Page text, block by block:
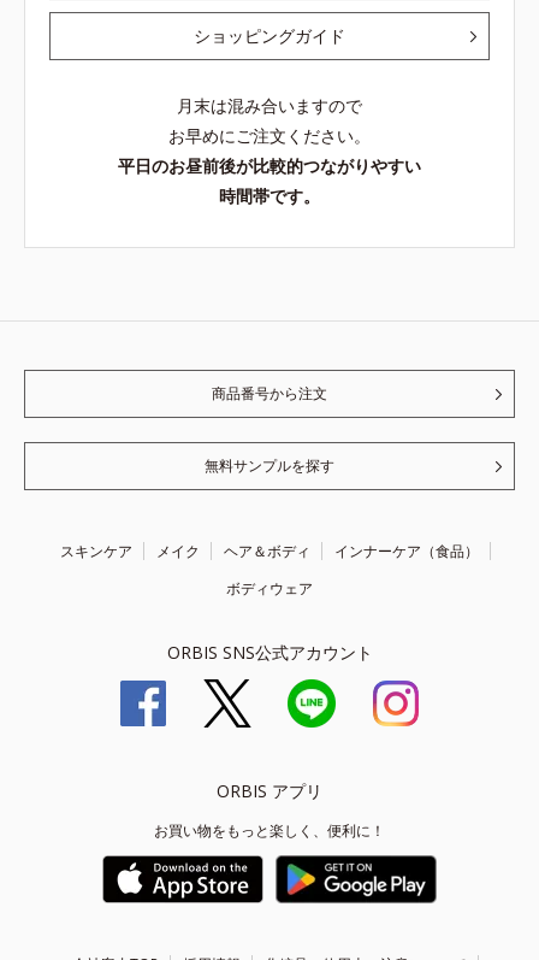
ショッピングガイド
月末は混み合いますので
お早めにご注文ください。
平日のお昼前後が比較的つながりやすい
時間帯です。
商品番号から注文
無料サンプルを探す
スキンケア メイク ヘア＆ボディ
インナーケア（食品）
ボディウェア
ORBIS SNS公式アカウント
ORBIS アプリ
お買い物をもっと楽しく、便利に！